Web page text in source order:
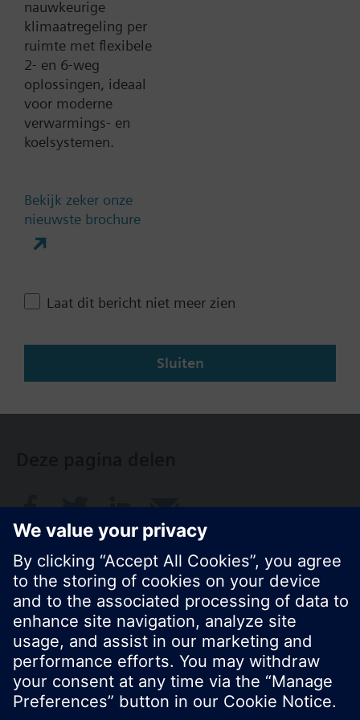
Toevoegen aan winkelwagen
Toevoegen aan project
Technische samenvatting
nauwkeurige
klimaatregeling per
ruimte met flexibele
2- en 6-weg
oplossingen, ideaal
voor moderne
verwarmings- en
koelsystemen.
Bekijk zeker onze
nieuwste brochure
Laat dit bericht niet meer zien
Sluiten
Verander regio
© Siemens Nederland N.V. 2017
Productportfolio en prijzen kunnen variëren per
land